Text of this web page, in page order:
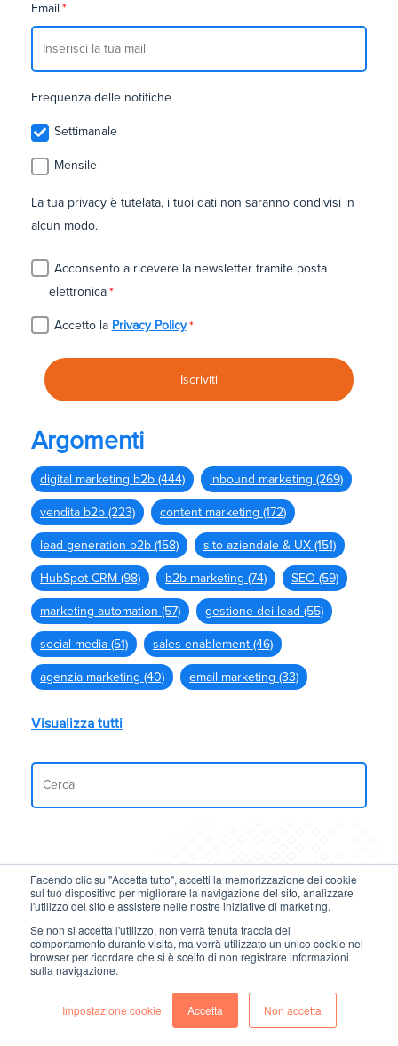
Facendo clic su "Accetta tutto", accetti la memorizzazione dei cookie
sul tuo dispositivo per migliorare la navigazione del sito, analizzare
l'utilizzo del sito e assistere nelle nostre iniziative di marketing.
Se non si accetta l'utilizzo, non verrà tenuta traccia del
comportamento durante visita, ma verrà utilizzato un unico cookie nel
browser per ricordare che si è scelto di non registrare informazioni
sulla navigazione.
Impostazione cookie Accetta Non accetta
Email *
Frequenza delle notifiche
Settimanale
Mensile
La tua privacy è tutelata, i tuoi dati non saranno condivisi in
alcun modo.
Acconsento a ricevere la newsletter tramite posta
elettronica*
Accetto la Privacy Policy *
Argomenti
digital marketing b2b (444) inbound marketing (269)
vendita b2b (223) content marketing (172)
lead generation b2b (158) sito aziendale & UX (151)
HubSpot CRM (98) b2b marketing (74) SEO (59)
marketing automation (57) gestione dei lead (55)
social media (51) sales enablement (46)
agenzia marketing (40) email marketing (33)
Visualizza tutti
Potrebbero interessarti anche: